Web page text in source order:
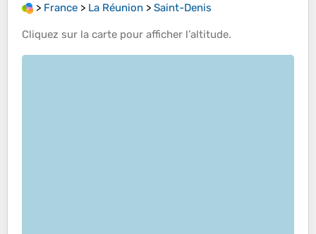
> France > La Réunion > Saint-Denis
Cliquez sur la carte pour afficher l’altitude.